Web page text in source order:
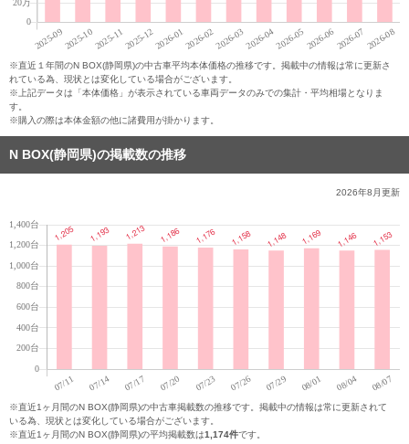
※直近１年間のN BOX(静岡県)の中古車平均本体価格の推移です。掲載中の情報は常に更新さ
れている為、現状とは変化している場合がございます。
※上記データは「本体価格」が表示されている車両データのみでの集計・平均相場となりま
す。
※購入の際は本体金額の他に諸費用が掛かります。
N BOX(静岡県)の掲載数の推移
2026年8月更新
※直近1ヶ月間のN BOX(静岡県)の中古車掲載数の推移です。掲載中の情報は常に更新されて
いる為、現状とは変化している場合がございます。
※直近1ヶ月間のN BOX(静岡県)の平均掲載数は1,174件です。